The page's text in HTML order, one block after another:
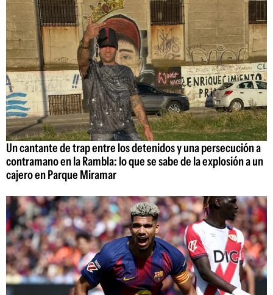
Un cantante de trap entre los detenidos y una persecución a
contramano en la Rambla: lo que se sabe de la explosión a un
cajero en Parque Miramar